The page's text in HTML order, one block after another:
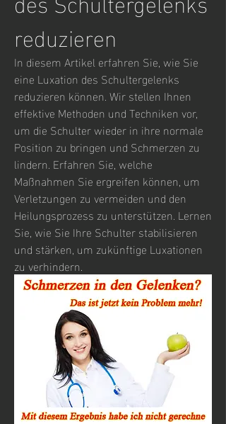
reduzieren
In diesem Artikel erfahren Sie, wie Sie
eine Luxation des Schultergelenks
reduzieren können. Wir stellen Ihnen
effektive Methoden und Techniken vor,
um die Schulter wieder in ihre normale
Position zu bringen und Schmerzen zu
lindern. Erfahren Sie, welche
Maßnahmen Sie ergreifen können, um
Verletzungen zu vermeiden und den
Heilungsprozess zu unterstützen. Lernen
Sie, wie Sie Ihre Schulter stabilisieren
und stärken, um zukünftige Luxationen
zu verhindern.